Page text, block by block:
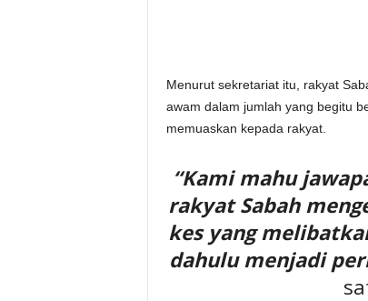
Menurut sekretariat itu, rakyat
awam dalam jumlah yang begitu
memuaskan kepada rakyat.
“Kami mahu
rakyat Sabah
kes yang
dahulu menjadi